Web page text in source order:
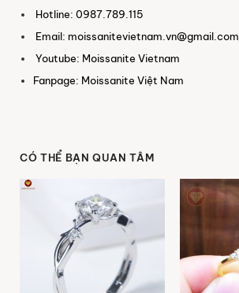
Hotline: 0987.789.115
Email: moissanitevietnam.vn@gmail.com
Youtube: Moissanite Vietnam
Fanpage: Moissanite Việt Nam
CÓ THỂ BẠN QUAN TÂM